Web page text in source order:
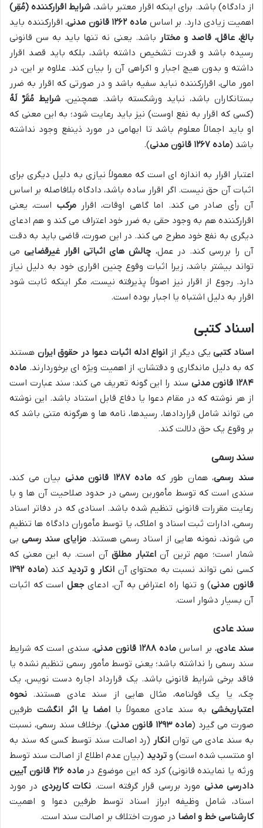
از دادگاه) باشد. برای اینکه اقرار معتبر باشد، شرایط اقرارکننده (مُقِر)
اهمیت زیادی دارد. بر اساس ماده ۱۲۶۲ قانون مدنی
، اقرارکننده باید
بالغ، عاقل، قاصد و مختار باشد. یعنی نه تنها باید به سن قانونی
رسیده باشد و قدرت تشخیص داشته باشد، بلکه باید قصد اقرار
داشته و بدون هیچ اجبار و اکراهی آن را بیان کند. علاوه بر این، در
امور مالی، اقرارکننده نباید سفیه باشد و در صورتی که اقرار به ضرر
بستانکاران باشد، نباید ورشکسته باشد. همچنین، شرایط مُقَرٌ لَهُ
(کسی که اقرار به نفع اوست) نیز باید رعایت شود؛ به این معنی که
او باید اجمالاً معلوم باشد تا ابهامی در مورد ذینفع وجود نداشته
باشد (ماده ۱۲۶۷ قانون مدنی ).
اعتبار اقرار به اندازه ای است که معمولاً نیازی به دلیل دیگری برای
اثبات آن حق نیست. اگر اقرار ساده باشد، دادگاه بلافاصله بر اساس
آن رأی صادر می کند. اما گاهی اوقات، اقرارمرکب است، یعنی
اقرارکننده هم به وجود حقی به ضرر خود اعتراف می کند و هم ادعای
دیگری به نفع خود مطرح می کند. در این صورت، قاضی باید به دقت
آن را بررسی کند. در عمل، چالش های اثباتی اقرار غیرقضاییمی
تواند بیشتر باشد، زیرا اثبات وقوع چنین اقراری خود به دلیل نیاز
دارد. رجوع از اقرار نیز اصولاً پذیرفته نیست، مگر اینکه ثابت شود
اقرار به دلیل اشتباه یا اجبار بوده است.
اسناد کتبی
اسناد کتبییکی دیگر از انواع ادله اثبات دعوا در حقوق ایران هستند
که به دلیل ماندگاری و دقتشان، از اهمیت ویژه ای برخوردارند. ماده
۱۲۸۴ قانون مدنی
سند را این گونه تعریف می کند: سند عبارت است
از هر نوشته که در مقام دعوا یا دفاع قابل استناد باشد. این نوشته
می تواند شامل قراردادها، رسیدها، نامه ها و هرگونه متنی باشد که
بر وقوع یک حق دلالت کند.
سند رسمی
سند رسمی، همان طور که ماده ۱۲۸۷ قانون مدنی
بیان می کند،
سندی است که توسط مأمورین رسمی در حدود صلاحیت آن ها و با
رعایت مقررات قانونی تنظیم شده باشد. اسنادی که در دفاتر اسناد
رسمی، ادارات ثبت اسناد و املاک، یا توسط مأموران دادگاه ها تنظیم
می شوند، نمونه هایی از اسناد رسمی هستند.مزایای سند رسمیبی
شمار است؛ مهم ترین آناعتبار مطلق آن است. به این معنی که
کسی نمی تواند نسبت به محتوای آنانکار و تردید کند (
ماده ۱۲۹۲
قانون مدنی) و تنها راه اعتراض به آن، ادعایجعل است که اثبات
آن بسیار دشوار است.
سند عادی
سند عادی، بر اساس ماده ۱۲۸۸ قانون مدنی
، سندی است که شرایط
سند رسمی را نداشته باشد؛ یعنی توسط مأمور رسمی تنظیم نشده یا
فاقد برخی شرایط قانونی باشد. یک قرارداد اجاره دست نویس، یک
چک، یا یک قولنامه، مثال هایی از سند عادی هستند. نحوه
اعتباربخشی به سند عادی معمولاً با امضا یا اثر انگشت طرفین
صورت می گیرد (ماده ۱۲۹۳ قانون مدنی
). برخلاف سند رسمی، نسبت
به سند عادی می توان انکار (رد اصالت سند توسط کسی که سند به
او منتسب شده است) وتردید (بیان عدم اطلاع از اصالت سند توسط
ورثه یا نماینده قانونی) کرد که این موضوع در
ماده ۲۱۶ قانون آیین
دادرسی مدنی مورد بررسی قرار گرفته است. نکات کاربردی در مورد
اسناد، شامل وظیفه ابراز اسناد توسط طرفین دعوا و اهمیت
کارشناسی خط و امضا در صورت اختلاف بر اصالت سند است.